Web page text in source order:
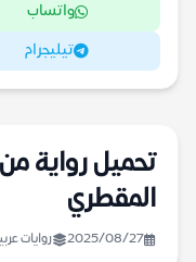
واتساب
تيليجرام
تحميل رواية
المقطري
2025/08/27 روايات